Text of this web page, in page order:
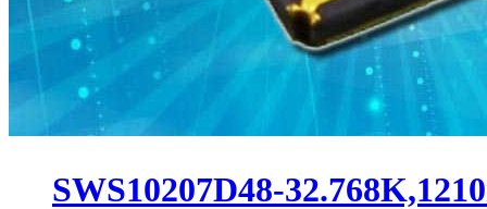
SWS10207D48-